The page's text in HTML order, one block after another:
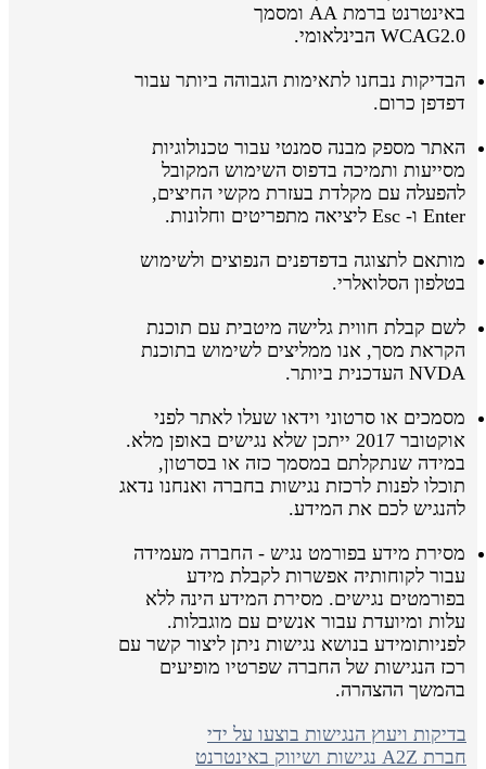
באינטרנט ברמת AA ומסמך
WCAG2.0 הבינלאומי.
הבדיקות נבחנו לתאימות הגבוהה ביותר עבור
דפדפן כרום.
האתר מספק מבנה סמנטי עבור טכנולוגיות
מסייעות ותמיכה בדפוס השימוש המקובל
להפעלה עם מקלדת בעזרת מקשי החיצים,
Enter ו- Esc ליציאה מתפריטים וחלונות.
מותאם לתצוגה בדפדפנים הנפוצים ולשימוש
בטלפון הסלואלרי.
לשם קבלת חווית גלישה מיטבית עם תוכנת
הקראת מסך, אנו ממליצים לשימוש בתוכנת
NVDA העדכנית ביותר.
מסמכים או סרטוני וידאו שעלו לאתר לפני
אוקטובר 2017 ייתכן שלא נגישים באופן מלא.
במידה שנתקלתם במסמך כזה או בסרטון,
תוכלו לפנות לרכזת נגישות בחברה ואנחנו נדאג
להנגיש לכם את המידע.
מסירת מידע בפורמט נגיש - החברה מעמידה
עבור לקוחותיה אפשרות לקבלת מידע
בפורמטים נגישים. מסירת המידע הינה ללא
עלות ומיועדת עבור אנשים עם מוגבלות.
לפניותומידע בנושא נגישות ניתן ליצור קשר עם
רכז הנגישות של החברה שפרטיו מופיעים
בהמשך ההצהרה.
בדיקות ויעוץ הנגישות בוצעו על ידי
חברת A2Z נגישות ושיווק באינטרנט